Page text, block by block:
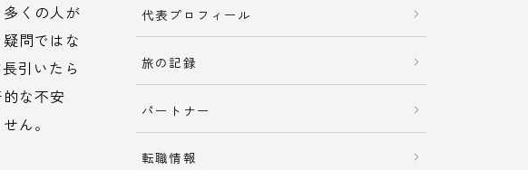
くの人が
問ではな
引いたら
な不安
ん。
代表プロフィール
旅の記録
パートナー
転職情報